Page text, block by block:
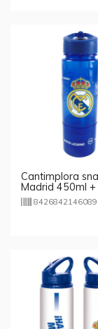
Cantimplora
Madrid 450ml
8426842146089